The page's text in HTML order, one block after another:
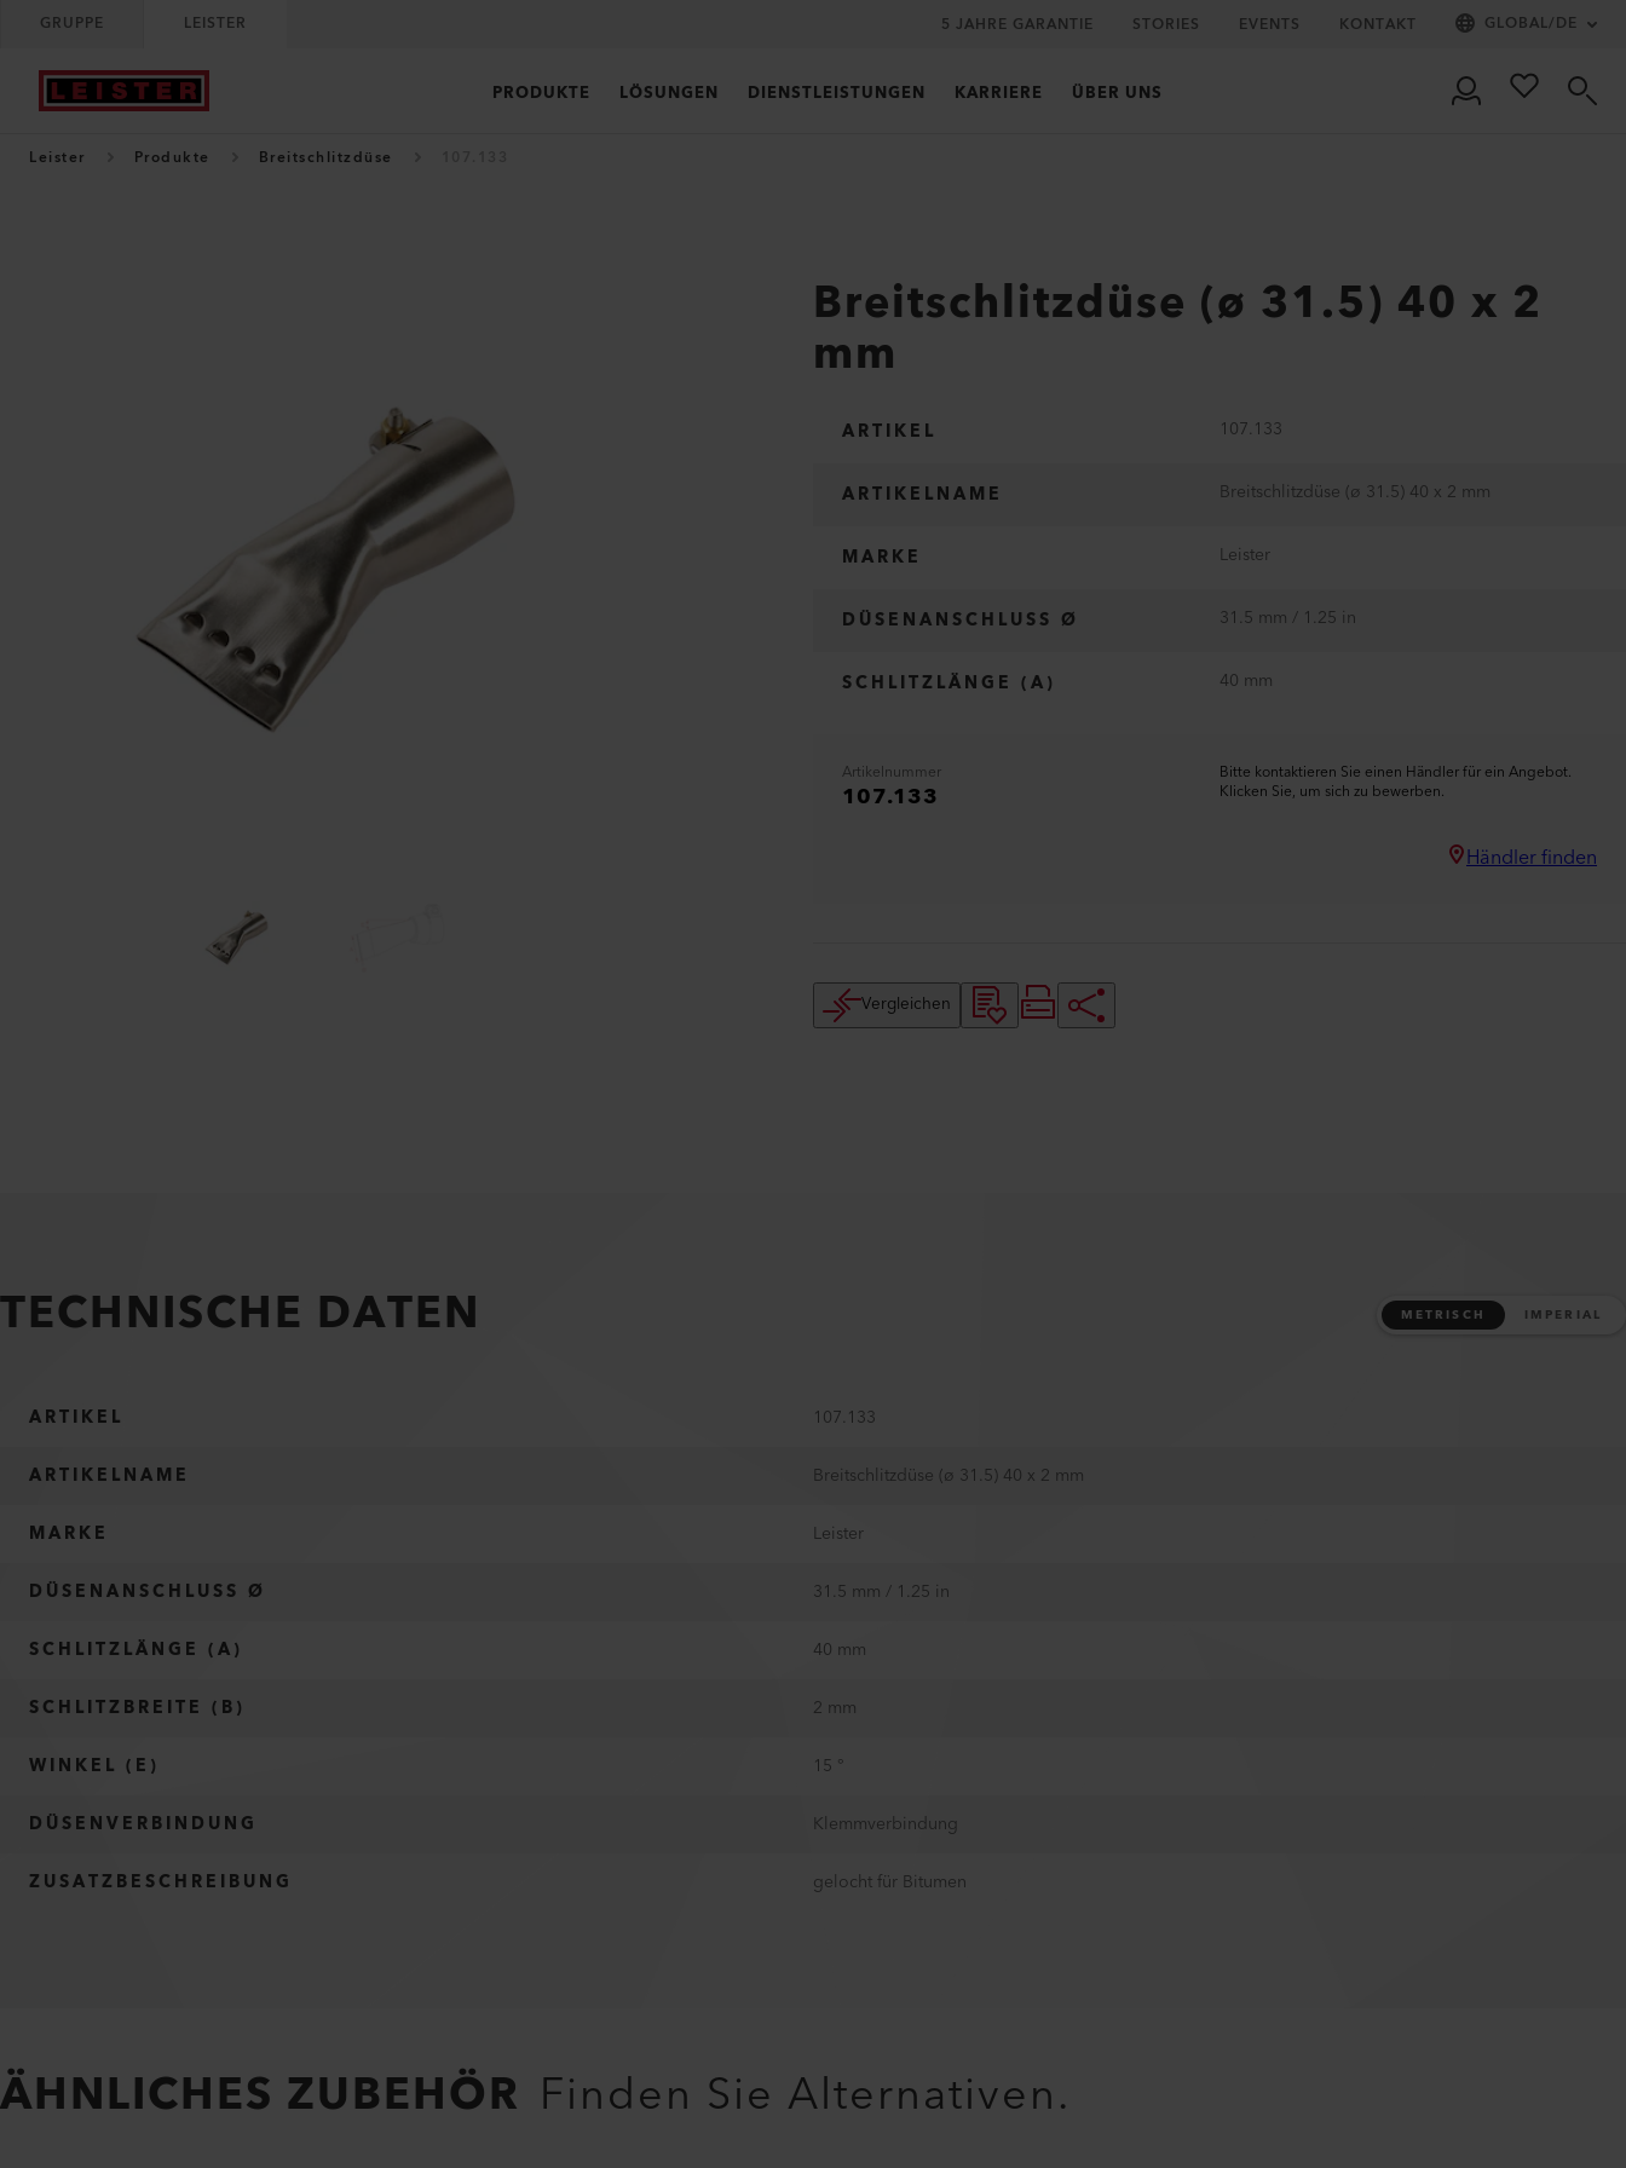
GRUPPE LEISTER 5 JAHRE GARANTIE STORIES EVENTS KONTAKT GLOBAL/DE
PRODUKTE LÖSUNGEN DIENSTLEISTUNGEN KARRIERE ÜBER UNS
Leister Produkte Breitschlitzdüse
Breitschlitzdüse (ø 31.5) 40 x 2
mm
ARTIKEL 107.133
ARTIKELNAME Breitschlitzdüse (ø 31.5) 40 x 2 mm
MARKE Leister
DÜSENANSCHLUSS Ø 31.5 mm / 1.25 in
SCHLITZLÄNGE (A) 40 mm
Artikelnummer
107.133
Bitte kontaktieren Sie einen Händler für ein Angebot.
Klicken Sie, um sich zu bewerben.
Händler finden
Vergleichen
TECHNISCHE DATEN METRISCH IMPERIAL
ARTIKEL
107.133
ARTIKELNAME
Breitschlitzdüse (ø 31.5) 40 x 2 mm
MARKE
Leister
DÜSENANSCHLUSS Ø
31.5 mm / 1.25 in
SCHLITZLÄNGE (A)
40 mm
SCHLITZBREITE (B)
2 mm
WINKEL (E)
15 °
DÜSENVERBINDUNG
Klemmverbindung
ZUSATZBESCHREIBUNG
gelocht für Bitumen
ÄHNLICHES ZUBEHÖR Finden Sie Alternativen.